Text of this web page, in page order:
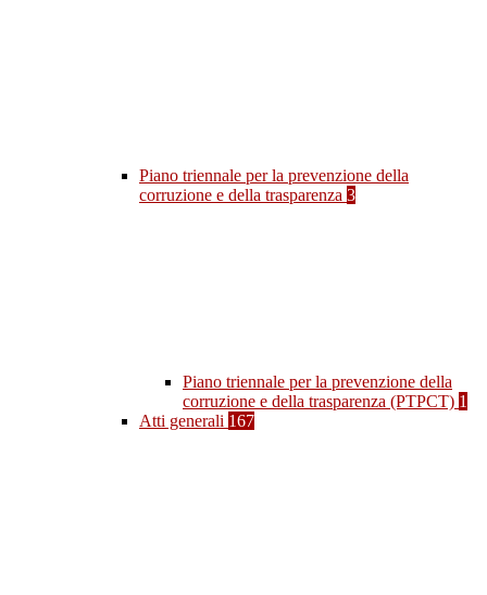
Piano triennale per la prevenzione della
corruzione e della trasparenza 3
Piano triennale per la prevenzione della
corruzione e della trasparenza (PTPCT) 1
Atti generali 167